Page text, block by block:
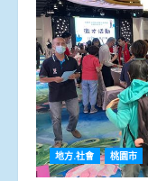
地方.社會 桃園市